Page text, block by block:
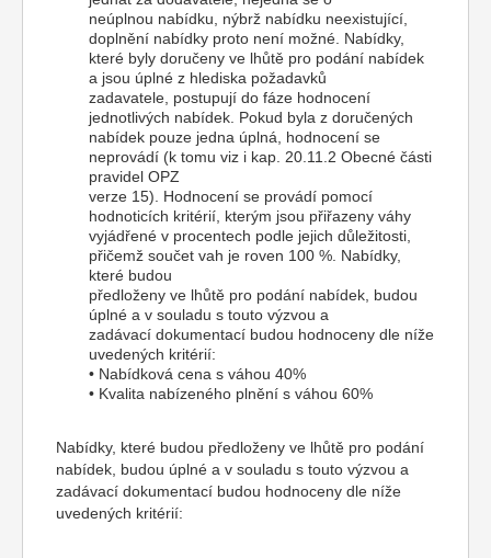
neúplnou nabídku, nýbrž nabídku neexistující,
doplnění nabídky proto není možné. Nabídky,
které byly doručeny ve lhůtě pro podání nabídek
a jsou úplné z hlediska požadavků
zadavatele, postupují do fáze hodnocení
jednotlivých nabídek. Pokud byla z doručených
nabídek pouze jedna úplná, hodnocení se
neprovádí (k tomu viz i kap. 20.11.2 Obecné části
pravidel OPZ
verze 15). Hodnocení se provádí pomocí
hodnoticích kritérií, kterým jsou přiřazeny váhy
vyjádřené v procentech podle jejich důležitosti,
přičemž součet vah je roven 100 %. Nabídky,
které budou
předloženy ve lhůtě pro podání nabídek, budou
úplné a v souladu s touto výzvou a
zadávací dokumentací budou hodnoceny dle níže
uvedených kritérií:
• Nabídková cena s váhou 40%
• Kvalita nabízeného plnění s váhou 60%
Nabídky, které budou předloženy ve lhůtě pro podání
nabídek, budou úplné a v souladu s touto výzvou a
zadávací dokumentací budou hodnoceny dle níže
uvedených kritérií: